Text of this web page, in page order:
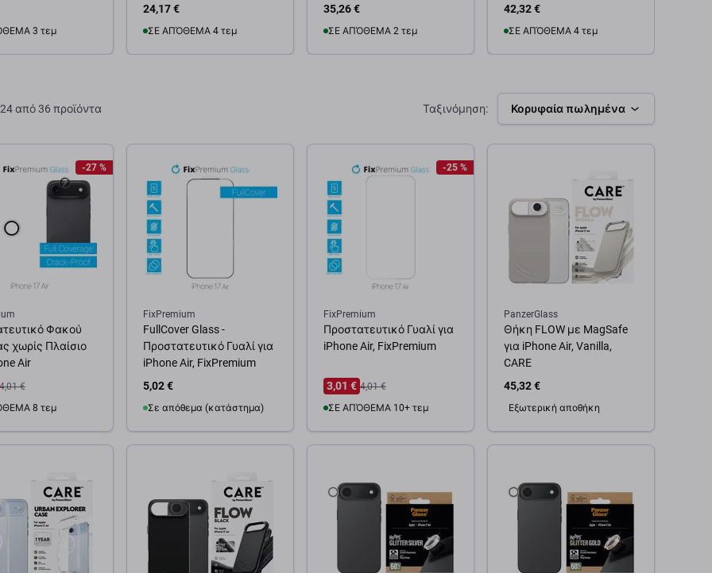
3 τεμ
24,17 €
ΣΕ ΑΠΌΘΕΜΑ 4 τεμ
35,26 €
ΣΕ ΑΠΌΘΕΜΑ 2 τεμ
42,32 €
ΣΕ ΑΠΌΘΕΜΑ 4 τεμ
24 από 36 προϊόντα Ταξινόμηση: Κορυφαία πωλημένα
-27 %
Φακού
χωρίς Πλαίσιο
Air
4,01 €
8 τεμ
FixPremium
FullCover Glass -
Προστατευτικό Γυαλί για
iPhone Air, FixPremium
5,02 €
Σε απόθεμα (κατάστημα)
-25 %
FixPremium
Προστατευτικό Γυαλί για
iPhone Air, FixPremium
3,01 € 4,01 €
ΣΕ ΑΠΌΘΕΜΑ 10+ τεμ
PanzerGlass
Θήκη FLOW με MagSafe
για iPhone Air, Vanilla,
CARE
45,32 €
Εξωτερική αποθήκη